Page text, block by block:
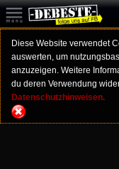
Diese Website verwendet
auswerten, um
anzuzeigen. Weitere
du deren Verwendung
Datenschutzhinweisen.